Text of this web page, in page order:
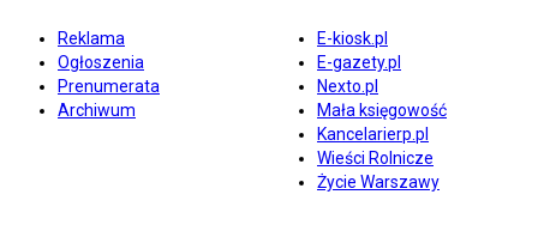
Reklama
Ogłoszenia
Prenumerata
Archiwum
E-kiosk.pl
E-gazety.pl
Nexto.pl
Mała księgowość
Kancelarierp.pl
Wieści Rolnicze
Życie Warszawy